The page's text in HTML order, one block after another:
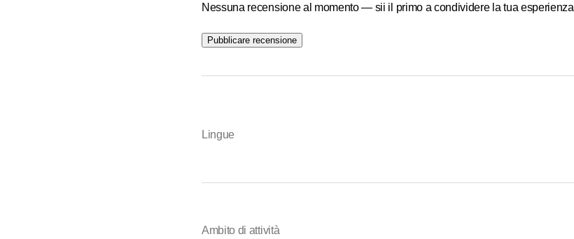
Nessuna recensione al momento — sii il primo a condividere la tua esperienza
Pubblicare recensione
Lingue
Ambito di attività